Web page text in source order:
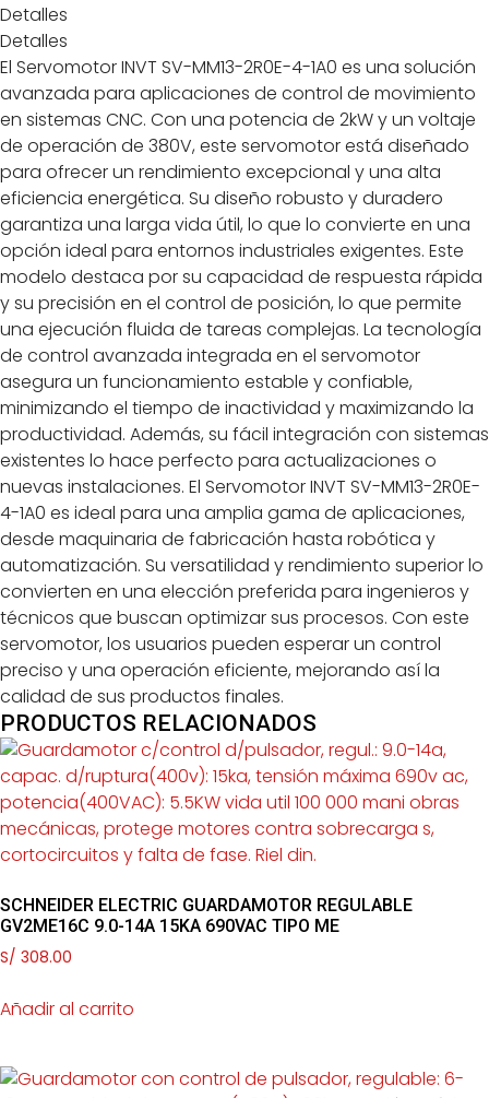
Detalles
Detalles
El Servomotor INVT SV-MM13-2R0E-4-1A0 es una solución
avanzada para aplicaciones de control de movimiento
en sistemas CNC. Con una potencia de 2kW y un voltaje
de operación de 380V, este servomotor está diseñado
para ofrecer un rendimiento excepcional y una alta
eficiencia energética. Su diseño robusto y duradero
garantiza una larga vida útil, lo que lo convierte en una
opción ideal para entornos industriales exigentes. Este
modelo destaca por su capacidad de respuesta rápida
y su precisión en el control de posición, lo que permite
una ejecución fluida de tareas complejas. La tecnología
de control avanzada integrada en el servomotor
asegura un funcionamiento estable y confiable,
minimizando el tiempo de inactividad y maximizando la
productividad. Además, su fácil integración con sistemas
existentes lo hace perfecto para actualizaciones o
nuevas instalaciones. El Servomotor INVT SV-MM13-2R0E-
4-1A0 es ideal para una amplia gama de aplicaciones,
desde maquinaria de fabricación hasta robótica y
automatización. Su versatilidad y rendimiento superior lo
convierten en una elección preferida para ingenieros y
técnicos que buscan optimizar sus procesos. Con este
servomotor, los usuarios pueden esperar un control
preciso y una operación eficiente, mejorando así la
calidad de sus productos finales.
PRODUCTOS RELACIONADOS
SCHNEIDER ELECTRIC GUARDAMOTOR REGULABLE
GV2ME16C 9.0-14A 15KA 690VAC TIPO ME
S/ 308.00
Añadir al carrito